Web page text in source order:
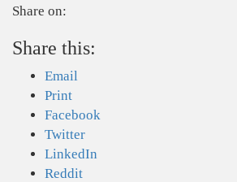
Share on:
Share this:
Email
Print
Facebook
Twitter
LinkedIn
Reddit